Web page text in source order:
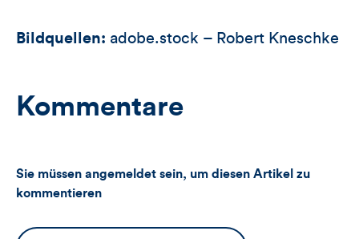
Bildquellen: adobe.stock – Robert Kneschke
Kommentare
Sie müssen angemeldet sein, um diesen Artikel zu
kommentieren